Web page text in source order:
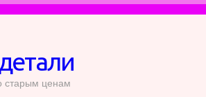
старым ценам